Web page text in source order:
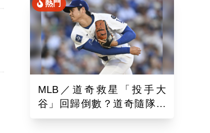
熱門
MLB／道奇救星「投手大
谷」回歸倒數？道奇隨隊記
者樂觀曝「最新進展」